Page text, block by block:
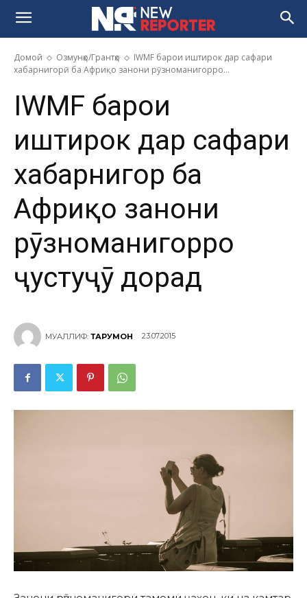
Домой Озмунҳо/Грантҳо
IWMF барои иштирок дар сафари
хабарнигорӣ ба Африқо занони рӯзноманигорро...
IWMF барои
иштирок дар сафари
хабарнигорӣ ба
Африқо занони
рӯзноманигорро
ҷустуҷӯ дорад
МУАЛЛИФ: ТАРҶУМОН 23.07.2015